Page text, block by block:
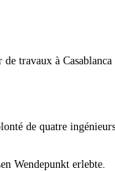
travaux à Casablanca
de quatre
Wendepunkt erlebte.